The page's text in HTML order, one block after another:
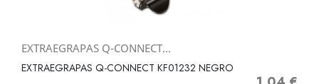
EXTRAEGRAPAS Q-CONNECT...
EXTRAEGRAPAS Q-CONNECT KF01232 NEGRO